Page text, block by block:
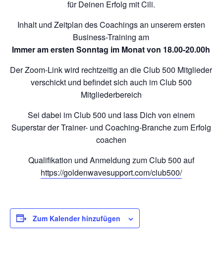
für Deinen Erfolg mit Cili.
Inhalt und Zeitplan des Coachings an unserem ersten
Business-Training am
Immer am ersten Sonntag im Monat von 18.00-20.00h
Der Zoom-Link wird rechtzeitig an die Club 500 Mitglieder
verschickt und befindet sich auch im Club 500
Mitgliederbereich
Sei dabei im Club 500 und lass Dich von einem
Superstar der Trainer- und Coaching-Branche zum Erfolg
coachen
Qualifikation und Anmeldung zum Club 500 auf
https://goldenwavesupport.com/club500/
Zum Kalender hinzufügen